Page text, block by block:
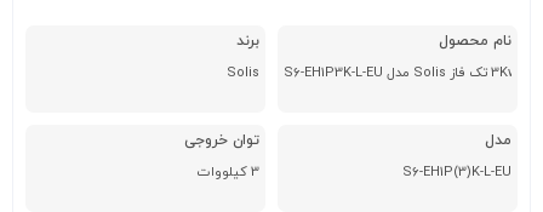
نام محصول
برند
Solis
مدل
S6-EH1P(3)K-L-EU
توان خروجی
3 کیلووات